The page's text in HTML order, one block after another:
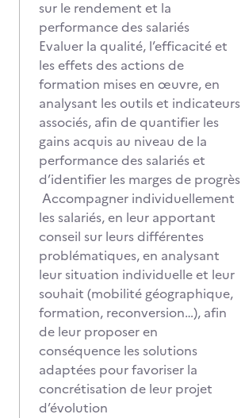
sur le rendement et la
performance des salariés
Evaluer la qualité, l’efficacité et
les effets des actions de
formation mises en œuvre, en
analysant les outils et indicateurs
associés, afin de quantifier les
gains acquis au niveau de la
performance des salariés et
d’identifier les marges de progrès
Accompagner individuellement
les salariés, en leur apportant
conseil sur leurs différentes
problématiques, en analysant
leur situation individuelle et leur
souhait (mobilité géographique,
formation, reconversion…), afin
de leur proposer en
conséquence les solutions
adaptées pour favoriser la
concrétisation de leur projet
d’évolution